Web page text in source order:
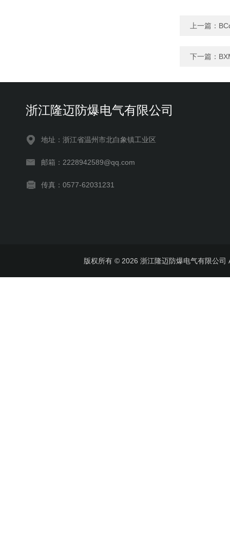
上一篇：
下一篇：
浙江隆迈防爆电气有限公司
地址：浙江省温州市北白象镇工业区
邮箱：2228942589@qq.com
传真：0577-62031231
版权所有 © 2026 浙江隆迈防爆电气有限